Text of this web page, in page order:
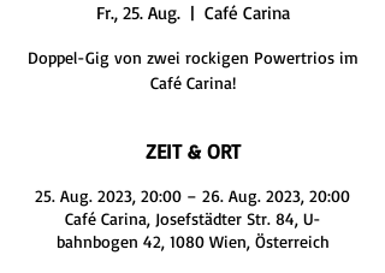
Fr., 25. Aug.
  |
Café Carina
Doppel-Gig von zwei rockigen Powertrios im
Café Carina!
ZEIT & ORT
25. Aug. 2023, 20:00 – 26. Aug. 2023, 20:00
Café Carina, Josefstädter Str. 84, U-
bahnbogen 42, 1080 Wien, Österreich